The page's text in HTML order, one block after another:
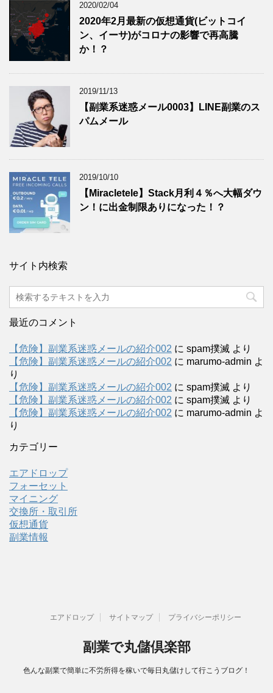
2020/02/04
2020年2月最新の仮想通貨(ビットコイ
ン、イーサ)がコロナの影響で再高騰
か！？
2019/11/13
【副業系迷惑メール0003】LINE副業のス
パムメール
2019/10/10
【Miracletele】Stack月利４％へ大幅ダウ
ン！に出金制限ありになった！？
サイト内検索
最近のコメント
【危険】副業系迷惑メールの紹介002 に spam撲滅 より
【危険】副業系迷惑メールの紹介002 に marumo-admin よ
り
【危険】副業系迷惑メールの紹介002 に spam撲滅 より
【危険】副業系迷惑メールの紹介002 に spam撲滅 より
【危険】副業系迷惑メールの紹介002 に marumo-admin よ
り
カテゴリー
エアドロップ
フォーセット
マイニング
交換所・取引所
仮想通貨
副業情報
エアドロップ サイトマップ プライバシーポリシー
副業で丸儲倶楽部
色んな副業で簡単に不労所得を稼いで毎日丸儲けして行こうブログ！